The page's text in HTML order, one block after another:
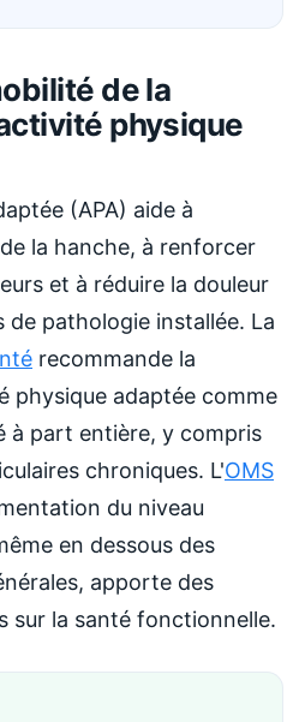
de la
physique
(APA) aide à
la hanche, à renforcer
et à réduire la douleur
de pathologie installée. La
recommande la
physique adaptée comme
à part entière, y compris
chroniques. L'OMS
du niveau
en dessous des
apporte des
sur la santé fonctionnelle.